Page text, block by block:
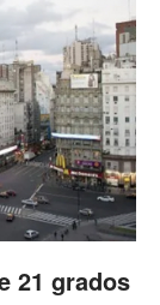
21 grados